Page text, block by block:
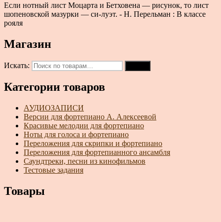
Если нотный лист Моцарта и Бетховена — рисунок, то лист
шопеновской мазурки — си-луэт. - Н. Перельман : В классе
рояля
Магазин
Искать:
Категории товаров
АУДИОЗАПИСИ
Версии для фортепиано А. Алексеевой
Красивые мелодии для фортепиано
Ноты для голоса и фортепиано
Переложения для скрипки и фортепиано
Переложения для фортепианного ансамбля
Саундтреки, песни из кинофильмов
Тестовые задания
Товары